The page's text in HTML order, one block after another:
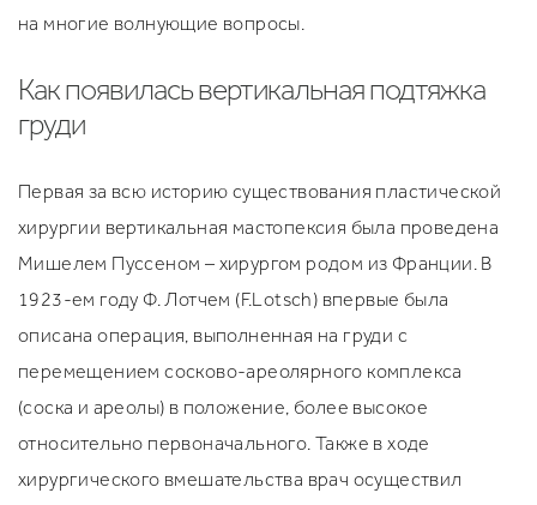
на многие волнующие вопросы.
Как появилась вертикальная подтяжка
груди
Первая за всю историю существования пластической
хирургии вертикальная мастопексия была проведена
Мишелем Пуссеном – хирургом родом из Франции. В
1923-ем году Ф. Лотчем (F.Lotsch) впервые была
описана операция, выполненная на груди с
перемещением сосково-ареолярного комплекса
(соска и ареолы) в положение, более высокое
относительно первоначального. Также в ходе
хирургического вмешательства врач осуществил